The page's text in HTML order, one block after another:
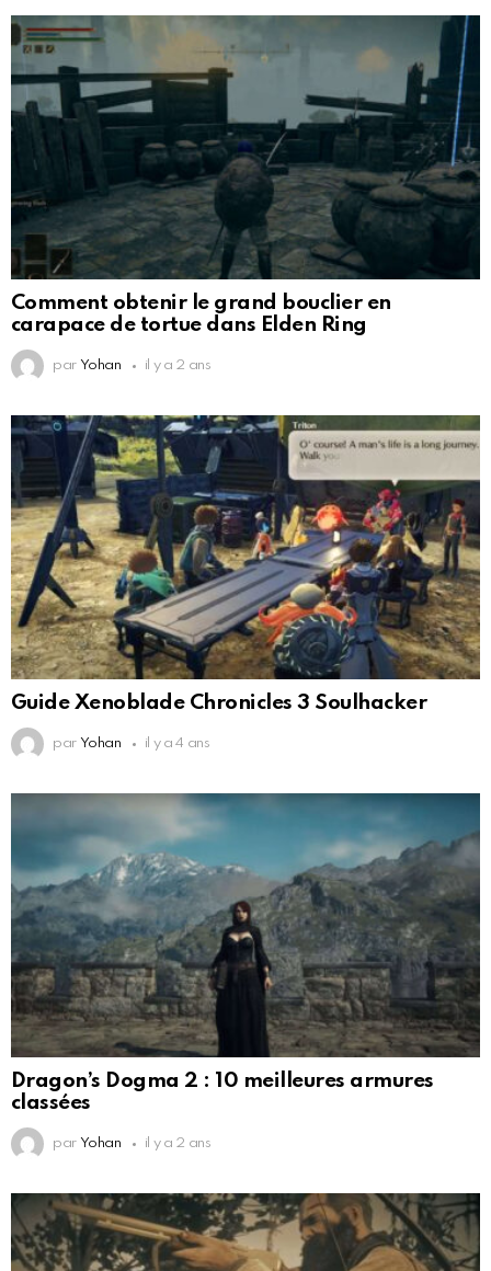
Comment obtenir le grand bouclier en
carapace de tortue dans Elden Ring
par Yohan il y a 2 ans
Guide Xenoblade Chronicles 3 Soulhacker
par Yohan il y a 4 ans
Dragon’s Dogma 2 : 10 meilleures armures
classées
par Yohan il y a 2 ans